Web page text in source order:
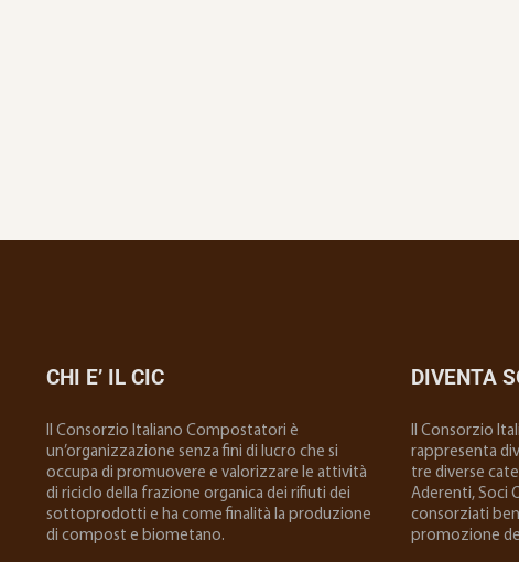
CHI E’ IL CIC
Il Consorzio Italiano Compostatori è
un’organizzazione senza fini di lucro che si
occupa di promuovere e valorizzare le attività
di riciclo della frazione organica dei rifiuti dei
sottoprodotti e ha come finalità la produzione
di compost e biometano.
DIVENTA
ll Consorzio
rappresenta
tre diverse
Aderenti, Soci
consorziati
promozione